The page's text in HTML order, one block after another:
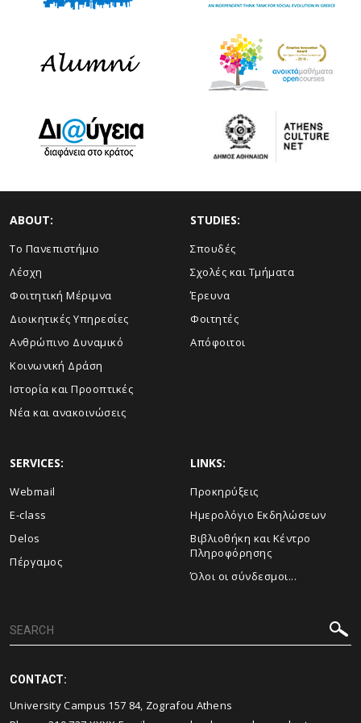
ABOUT:
Το Πανεπιστήμιο
Λέσχη
Φοιτητική Μέριμνα
Διοικητικές Υπηρεσίες
Ανθρώπινο Δυναμικό
Κοινωνική Δράση
Ιστορία και Προοπτικές
Νέα και ανακοινώσεις
STUDIES:
Σπουδές
Σχολές και Τμήματα
Έρευνα
Φοιτητές
Απόφοιτοι
SERVICES:
Webmail
E-class
Delos
Πέργαμος
LINKS:
Προκηρύξεις
Ημερολόγιο Εκδηλώσεων
Βιβλιοθήκη και Κέντρο
Πληροφόρησης
Όλοι οι σύνδεσμοι...
CONTACT:
University Campus 157 84, Zografou Athens